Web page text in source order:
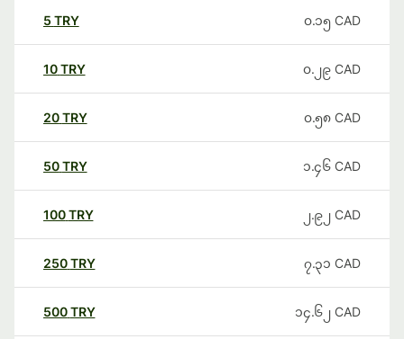
5 TRY ၀.၁၅ CAD
10TRY ၀.၂၉ CAD
20TRY ၀.၅၈ CAD
50TRY ၁.၄၆ CAD
100TRY ၂.၉၂ CAD
250TRY ၇.၃၁ CAD
500TRY ၁၄.၆၂ CAD